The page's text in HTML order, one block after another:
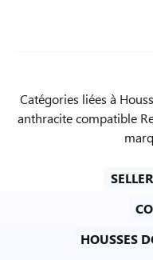
Catégories liées à
anthracite compatible
HOUSSES